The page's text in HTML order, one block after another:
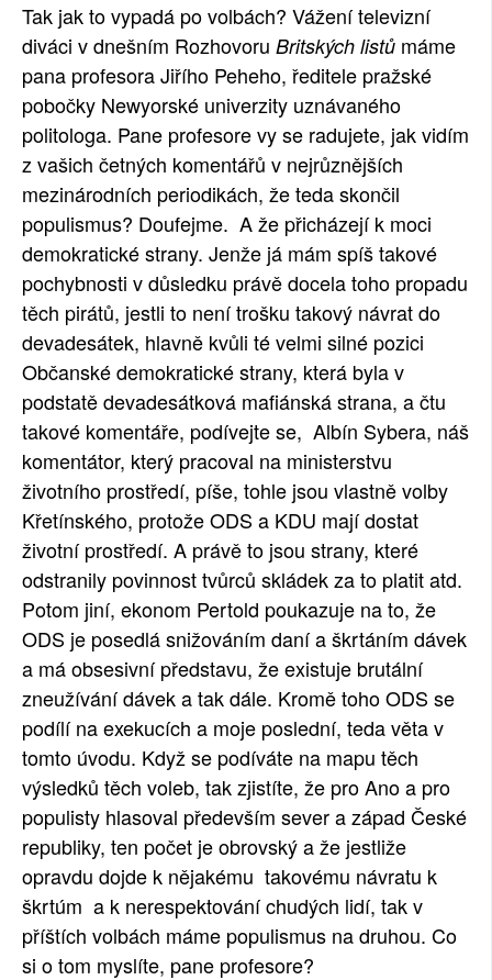
PLNÁ VERZE STRÁNEK
Tak jak to vypadá po volbách? Vážení televizní
diváci v dnešním Rozhovoru Britských listů máme
pana profesora Jiřího Peheho, ředitele pražské
pobočky Newyorské univerzity uznávaného
politologa. Pane profesore vy se radujete, jak vidím
z vašich četných komentářů v nejrůznějších
mezinárodních periodikách, že teda skončil
populismus? Doufejme. A že přicházejí k moci
demokratické strany. Jenže já mám spíš takové
pochybnosti v důsledku právě docela toho propadu
těch pirátů, jestli to není trošku takový návrat do
devadesátek, hlavně kvůli té velmi silné pozici
Občanské demokratické strany, která byla v
podstatě devadesátková mafiánská strana, a čtu
takové komentáře, podívejte se, Albín Sybera, náš
komentátor, který pracoval na ministerstvu
životního prostředí, píše, tohle jsou vlastně volby
Křetínského, protože ODS a KDU mají dostat
životní prostředí. A právě to jsou strany, které
odstranily povinnost tvůrců skládek za to platit atd.
Potom jiní, ekonom Pertold poukazuje na to, že
ODS je posedlá snižováním daní a škrtáním dávek
a má obsesivní představu, že existuje brutální
zneužívání dávek a tak dále. Kromě toho ODS se
podílí na exekucích a moje poslední, teda věta v
tomto úvodu. Když se podíváte na mapu těch
výsledků těch voleb, tak zjistíte, že pro Ano a pro
populisty hlasoval především sever a západ České
republiky, ten počet je obrovský a že jestliže
opravdu dojde k nějakému takovému návratu k
škrtúm a k nerespektování chudých lidí, tak v
příštích volbách máme populismus na druhou. Co
si o tom myslíte, pane profesore?